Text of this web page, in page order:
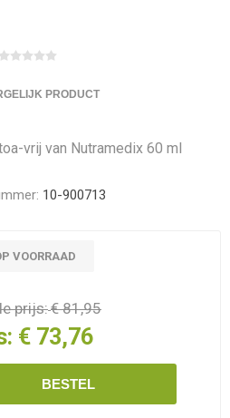
PRODUCT
vrij van Nutramedix 60 ml
10-900713
VOORRAAD
prijs:€ 81,95
€ 73,76
BESTEL